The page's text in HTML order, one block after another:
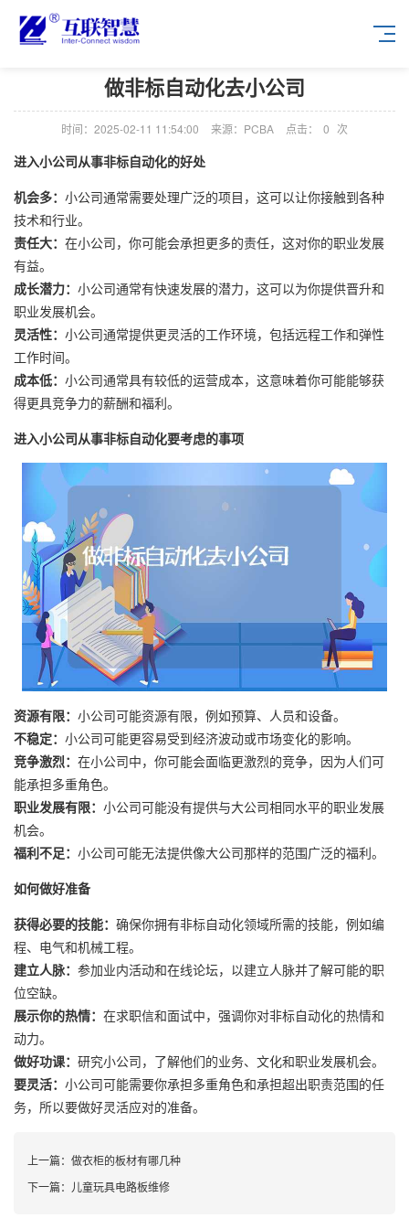
做非标自动化去小公司
时间：2025-02-11 11:54:00 来源：PCBA 点击： 0 次
进入小公司从事非标自动化的好处
机会多： 小公司通常需要处理广泛的项目，这可以让你接触到各种
技术和行业。
责任大： 在小公司，你可能会承担更多的责任，这对你的职业发展
有益。
成长潜力： 小公司通常有快速发展的潜力，这可以为你提供晋升和
职业发展机会。
灵活性： 小公司通常提供更灵活的工作环境，包括远程工作和弹性
工作时间。
成本低： 小公司通常具有较低的运营成本，这意味着你可能能够获
得更具竞争力的薪酬和福利。
进入小公司从事非标自动化要考虑的事项
资源有限： 小公司可能资源有限，例如预算、人员和设备。
不稳定： 小公司可能更容易受到经济波动或市场变化的影响。
竞争激烈： 在小公司中，你可能会面临更激烈的竞争，因为人们可
能承担多重角色。
职业发展有限： 小公司可能没有提供与大公司相同水平的职业发展
机会。
福利不足： 小公司可能无法提供像大公司那样的范围广泛的福利。
如何做好准备
获得必要的技能： 确保你拥有非标自动化领域所需的技能，例如编
程、电气和机械工程。
建立人脉： 参加业内活动和在线论坛，以建立人脉并了解可能的职
位空缺。
展示你的热情： 在求职信和面试中，强调你对非标自动化的热情和
动力。
做好功课： 研究小公司，了解他们的业务、文化和职业发展机会。
要灵活： 小公司可能需要你承担多重角色和承担超出职责范围的任
务，所以要做好灵活应对的准备。
上一篇： 做衣柜的板材有哪几种
下一篇： 儿童玩具电路板维修